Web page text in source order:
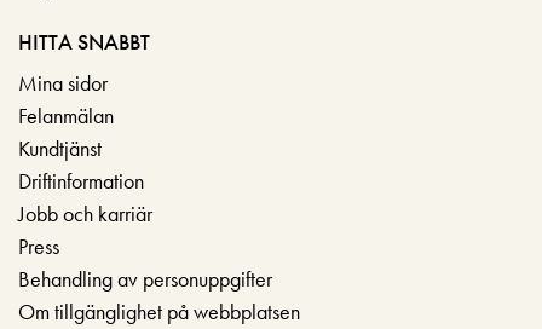
HITTA SNABBT
Mina sidor
Felanmälan
Kundtjänst
Driftinformation
Jobb och karriär
Press
Behandling av personuppgifter
Om tillgänglighet på webbplatsen